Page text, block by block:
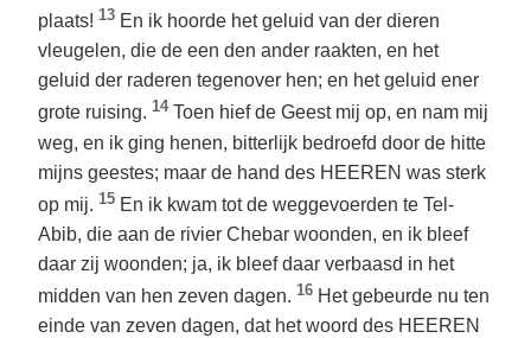
plaats! 13 En ik hoorde het geluid van der dieren
vleugelen, die de een den ander raakten, en het
geluid der raderen tegenover hen; en het geluid ener
grote ruising. 14 Toen hief de Geest mij op, en nam mij
weg, en ik ging henen, bitterlijk bedroefd door de hitte
mijns geestes; maar de hand des HEEREN was sterk
op mij. 15 En ik kwam tot de weggevoerden te Tel-
Abib, die aan de rivier Chebar woonden, en ik bleef
daar zij woonden; ja, ik bleef daar verbaasd in het
midden van hen zeven dagen. 16 Het gebeurde nu ten
einde van zeven dagen, dat het woord des HEEREN